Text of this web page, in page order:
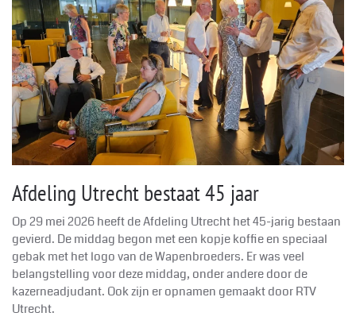
Afdeling Utrecht bestaat 45 jaar
Op 29 mei 2026 heeft de Afdeling Utrecht het 45-jarig bestaan
gevierd. De middag begon met een kopje koffie en speciaal
gebak met het logo van de Wapenbroeders. Er was veel
belangstelling voor deze middag, onder andere door de
kazerneadjudant. Ook zijn er opnamen gemaakt door RTV
Utrecht.